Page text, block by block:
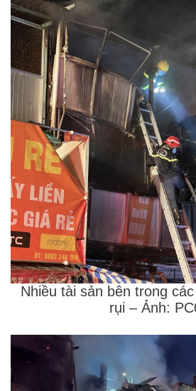
Nhiều tài sản bên trong
rụi – Ảnh: